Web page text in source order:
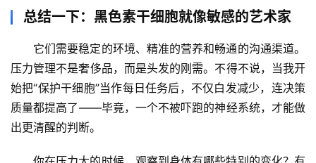
总结一下：黑色素干细胞就像敏感的艺术家
它们需要稳定的环境、精准的营养和畅通的沟通渠道。
压力管理不是奢侈品，而是头发的刚需。不得不说，当我开
始把“保护干细胞”当作每日任务后，不仅白发减少，连决策
质量都提高了——毕竟，一个不被吓跑的神经系统，才能做
出更清醒的判断。